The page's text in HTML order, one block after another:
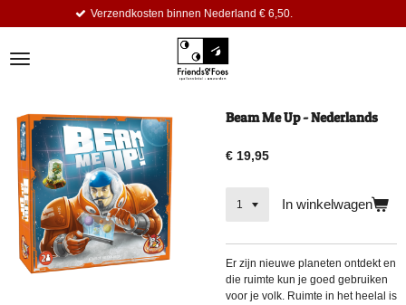
de
binnen Nederland € 6,50.
Beam Me Up - Nederlands
€ 19,95
In winkelwagen
Er zijn nieuwe planeten ontdekt en
die ruimte kun je goed gebruiken
voor je volk. Ruimte in het heelal is